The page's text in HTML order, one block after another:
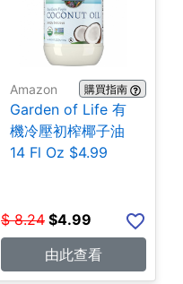
Amazon 購買指南
Garden of Life 有
機冷壓初榨椰子油
14 Fl Oz $4.99
$ 8.24 $4.99
由此查看